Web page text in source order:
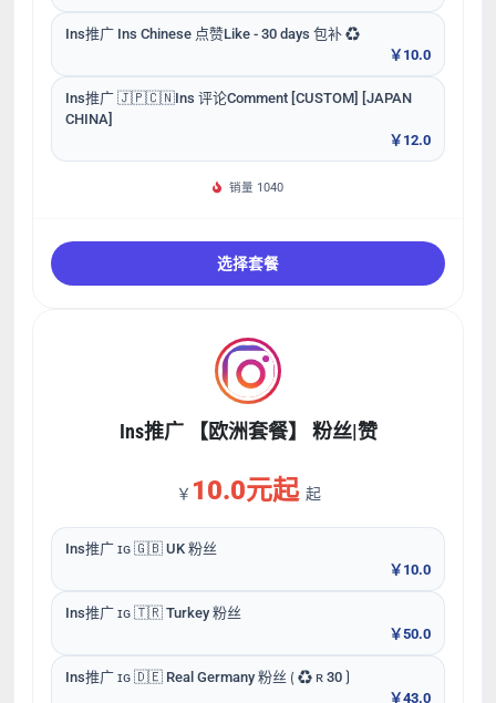
Ins推广 Ins Chinese 点赞Like - 30 days 包补 ♻️
￥10.0
Ins推广 🇯🇵🇨🇳Ins 评论Comment [CUSTOM] [JAPAN
CHINA]
￥12.0
销量 1040
选择套餐
Ins推广 【欧洲套餐】 粉丝|赞
￥ 10.0元起 起
Ins推广 ɪɢ 🇬🇧 UK 粉丝
￥10.0
Ins推广 ɪɢ 🇹🇷 Turkey 粉丝
￥50.0
Ins推广 ɪɢ 🇩🇪 Real Germany 粉丝 ⟮ ♻ ʀ 30 ⟯
￥43.0